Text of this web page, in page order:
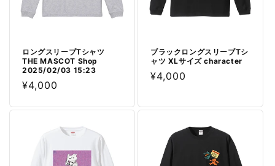
ロングスリーブTシャツ
THE MASCOT Shop
2025/02/03 15:23
通
¥4,000
ブラックロングスリーブTシ
ャツ XLサイズ character
通
価
¥4,000